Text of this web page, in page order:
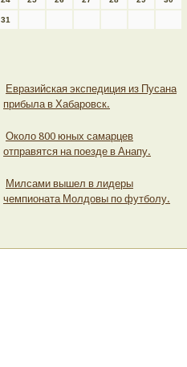
31
Евразийская экспедиция из Пусана
прибыла в Хабаровск.
Около 800 юных самарцев
отправятся на поезде в Анапу.
Милсами вышел в лидеры
чемпионата Молдовы по футболу.